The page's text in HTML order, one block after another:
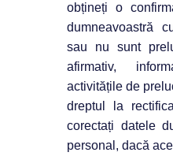
obțineți o
dumneavoastră
sau nu sunt
afirmativ,
activitățile de
dreptul la
corectați datele
personal, dacă